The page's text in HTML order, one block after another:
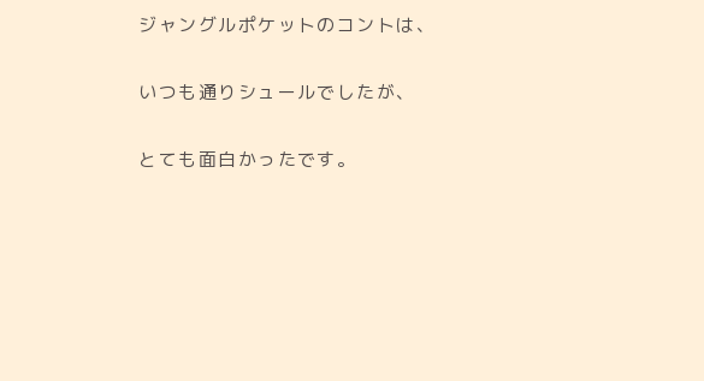
ジャングルポケットのコントは、
いつも通りシュールでしたが、
とても面白かったです。